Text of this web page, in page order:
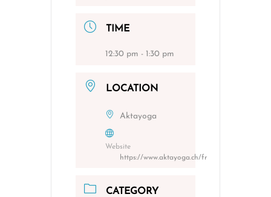
TIME
12:30 pm - 1:30 pm
LOCATION
Aktayoga
Website
https://www.aktayoga.ch/fr
CATEGORY